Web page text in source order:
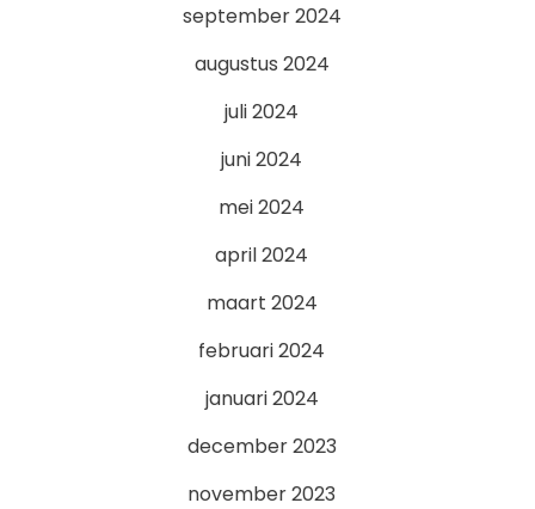
september 2024
augustus 2024
juli 2024
juni 2024
mei 2024
april 2024
maart 2024
februari 2024
januari 2024
december 2023
november 2023